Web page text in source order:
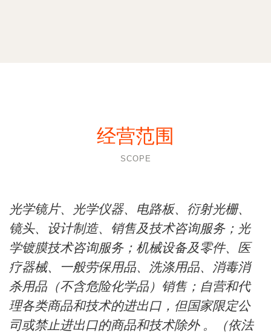
经营范围
SCOPE
光学镜片、光学仪器、电路板、衍射光栅、
镜头、设计制造、销售及技术咨询服务；光
学镀膜技术咨询服务；机械设备及零件、医
疗器械、一般劳保用品、洗涤用品、消毒消
杀用品（不含危险化学品）销售；自营和代
理各类商品和技术的进出口，但国家限定公
司或禁止进出口的商品和技术除外 。（依法